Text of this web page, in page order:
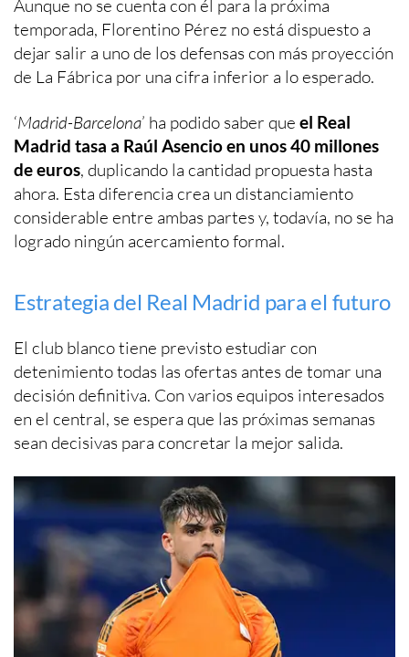
Aunque no se cuenta con él para la próxima
temporada, Florentino Pérez no está dispuesto a
dejar salir a uno de los defensas con más proyección
de La Fábrica por una cifra inferior a lo esperado.
‘Madrid-Barcelona’ ha podido saber que el Real
Madrid tasa a Raúl Asencio en unos 40 millones
de euros, duplicando la cantidad propuesta hasta
ahora. Esta diferencia crea un distanciamiento
considerable entre ambas partes y, todavía, no se ha
logrado ningún acercamiento formal.
Estrategia del Real Madrid para el futuro
El club blanco tiene previsto estudiar con
detenimiento todas las ofertas antes de tomar una
decisión definitiva. Con varios equipos interesados
en el central, se espera que las próximas semanas
sean decisivas para concretar la mejor salida.